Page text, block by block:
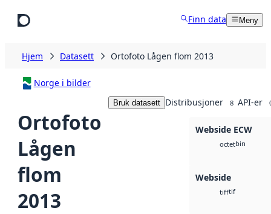
Finn data Meny
Hjem Datasett Ortofoto Lågen flom 2013
Norge i bilder
Ortofoto
Lågen
flom
2013
Bruk datasett Distribusjoner 8 API-er
Webside ECW
octetbin
Webside
tifftif